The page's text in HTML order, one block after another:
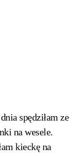
spędziłam ze
na wesele.
kieckę na